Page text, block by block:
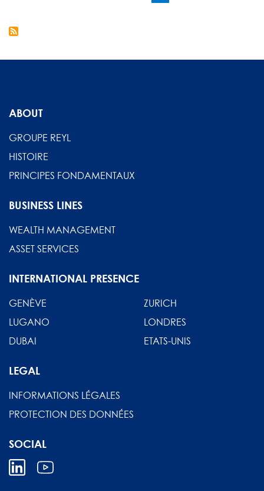
suivante
ABOUT
GROUPE REYL
HISTOIRE
PRINCIPES FONDAMENTAUX
BUSINESS LINES
WEALTH MANAGEMENT
ASSET SERVICES
INTERNATIONAL PRESENCE
GENÈVE
ZURICH
LUGANO
LONDRES
DUBAI
ETATS-UNIS
LEGAL
INFORMATIONS LÉGALES
PROTECTION DES DONNÉES
SOCIAL